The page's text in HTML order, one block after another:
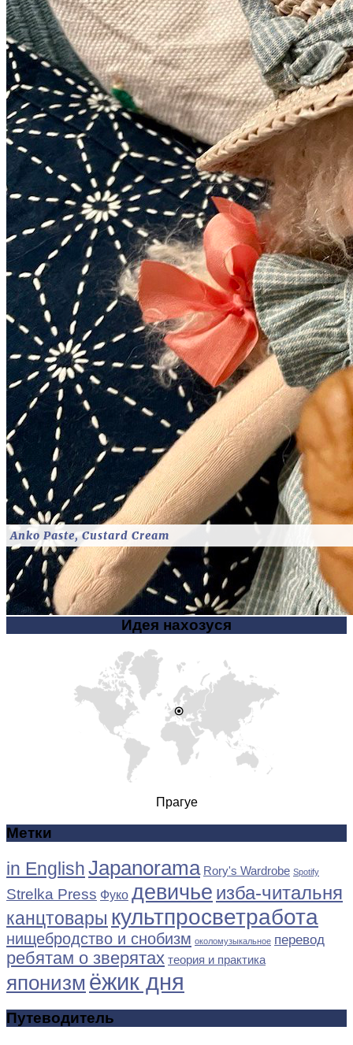
Anko Paste, Custard Cream
Идея нахозуся
Прагуе
Метки
in EnglishJapanorama Rory's Wardrobe Spotify
Strelka Press Фуко девичье изба-читальня
канцтовары культпросветработа
нищебродство и снобизм околомузыкальное перевод
ребятам о зверятах теория и практика
японизм ёжик дня
Путеводитель